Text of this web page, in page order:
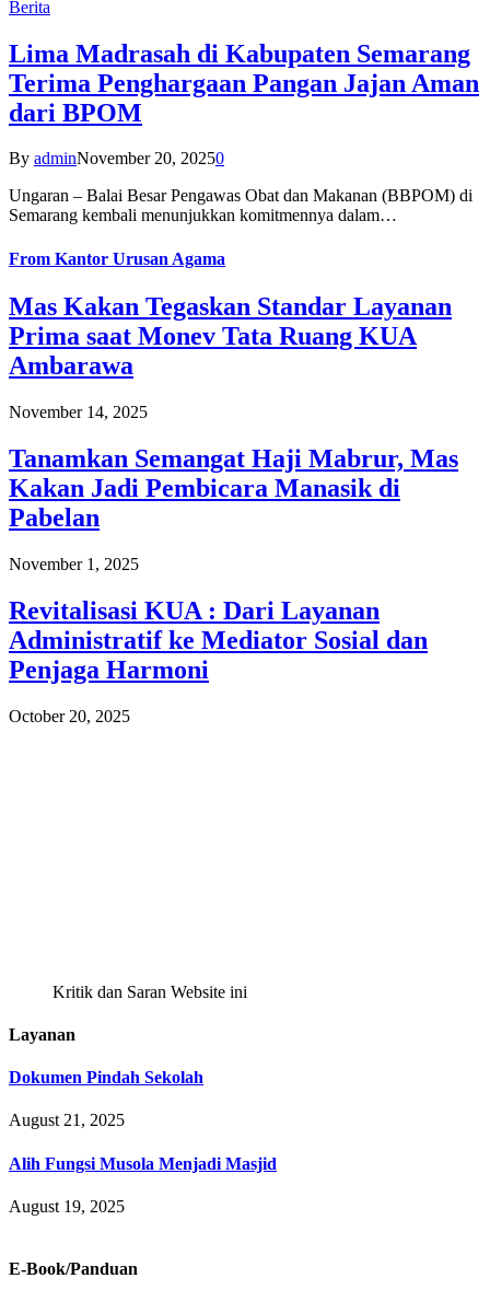
Berita
Lima Madrasah di Kabupaten Semarang
Terima Penghargaan Pangan Jajan Aman
dari BPOM
By adminNovember 20, 20250
Ungaran – Balai Besar Pengawas Obat dan Makanan (BBPOM) di
Semarang kembali menunjukkan komitmennya dalam…
From Kantor Urusan Agama
Mas Kakan Tegaskan Standar Layanan
Prima saat Monev Tata Ruang KUA
Ambarawa
November 14, 2025
Tanamkan Semangat Haji Mabrur, Mas
Kakan Jadi Pembicara Manasik di
Pabelan
November 1, 2025
Revitalisasi KUA : Dari Layanan
Administratif ke Mediator Sosial dan
Penjaga Harmoni
October 20, 2025
Kritik dan Saran Website ini
Layanan
Dokumen Pindah Sekolah
August 21, 2025
Alih Fungsi Musola Menjadi Masjid
August 19, 2025
E-Book/Panduan